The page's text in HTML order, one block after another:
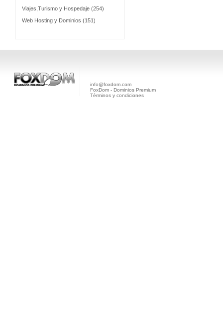
Viajes,Turismo y Hospedaje (254)
Web Hosting y Dominios (151)
info@foxdom.com
FoxDom - Dominios Premium
Términos y condiciones